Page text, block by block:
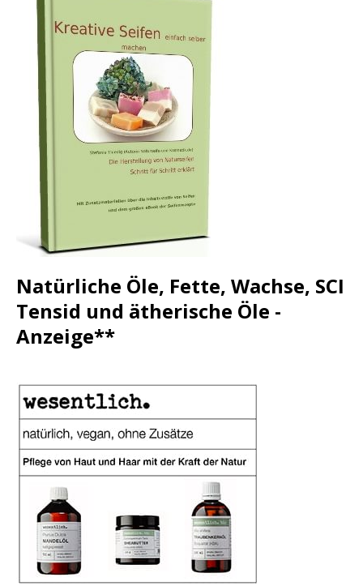
Natürliche Öle, Fette, Wachse, SCI
Tensid und ätherische Öle -
Anzeige**